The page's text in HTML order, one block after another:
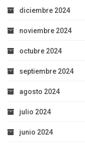
diciembre 2024
noviembre 2024
octubre 2024
septiembre 2024
agosto 2024
julio 2024
junio 2024